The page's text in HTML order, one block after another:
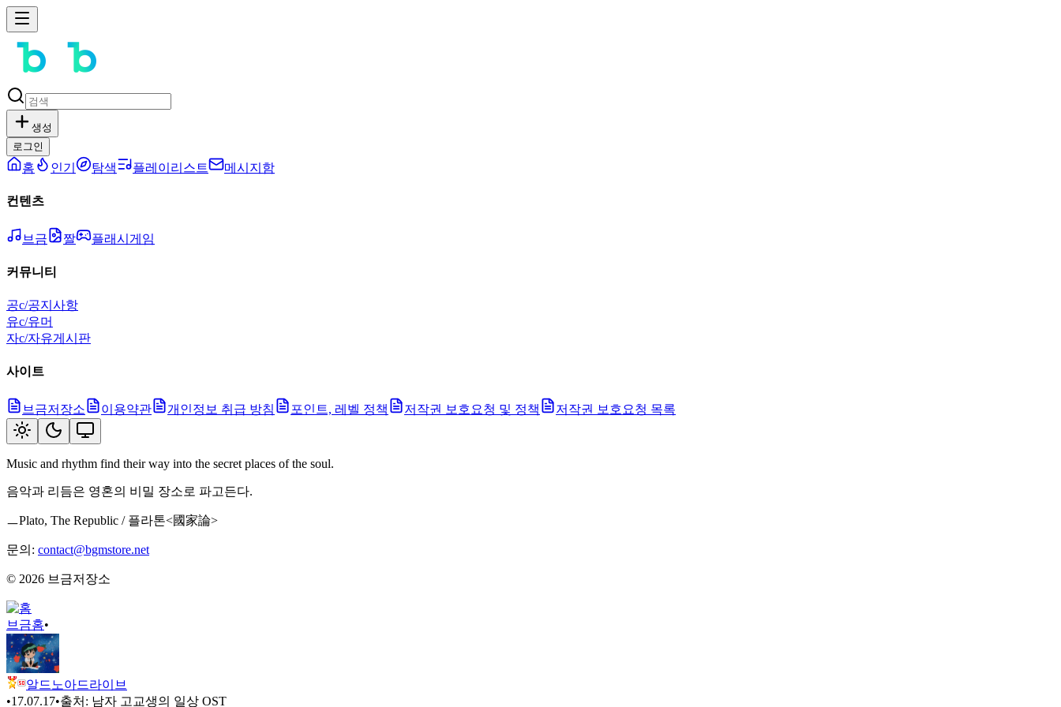
생성
로그인
홈 인기 탐색 플레이리스트 메시지함
컨텐츠
브금 짤 플래시게임
커뮤니티
공c/공지사항
유c/유머
자c/자유게시판
사이트
브금저장소 이용약관 개인정보 취급 방침 포인트, 레벨 정책 저작권 보호요청 및 정책 저작권 보호요청 목록
Music and rhythm find their way into the secret places of the soul.
음악과 리듬은 영혼의 비밀 장소로 파고든다.
ㅡPlato, The Republic / 플라톤<國家論>
문의: contact@bgmstore.net
© 2026 브금저장소
브금홈•
알드노아드라이브
•17.07.17•출처: 남자 고교생의 일상 OST